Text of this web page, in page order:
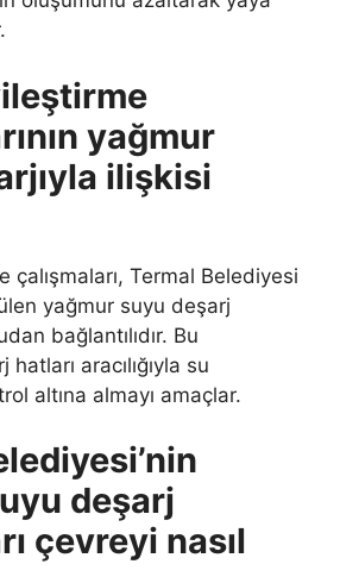
yağmur
ilişkisi
çalışmaları, Termal Belediyesi
yağmur suyu deşarj
bağlantılıdır. Bu
aracılığıyla su
altına almayı amaçlar.
deşarj
çevreyi nasıl